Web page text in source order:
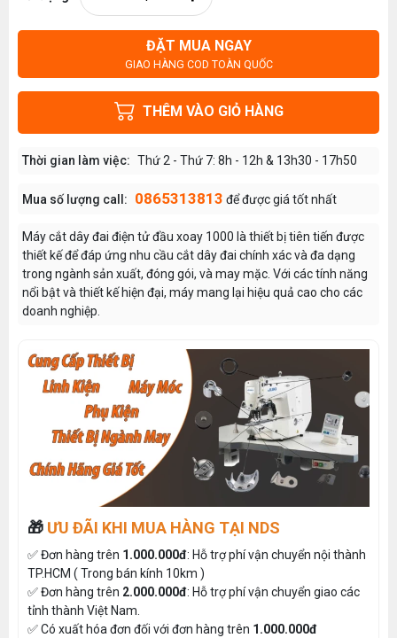
ĐẶT MUA NGAY
GIAO HÀNG COD TOÀN QUỐC
THÊM VÀO GIỎ HÀNG
Thời gian làm việc: Thứ 2 - Thứ 7: 8h - 12h & 13h30 - 17h50
Mua số lượng call: 0865313813 để được giá tốt nhất
Máy cắt dây đai điện tử đầu xoay 1000 là thiết bị tiên tiến được
thiết kế để đáp ứng nhu cầu cắt dây đai chính xác và đa dạng
trong ngành sản xuất, đóng gói, và may mặc. Với các tính năng
nổi bật và thiết kế hiện đại, máy mang lại hiệu quả cao cho các
doanh nghiệp.
🎁 ƯU ĐÃI KHI MUA HÀNG TẠI NDS
✅ Đơn hàng trên 1.000.000đ: Hỗ trợ phí vận chuyển nội thành
TP.HCM ( Trong bán kính 10km )
✅ Đơn hàng trên 2.000.000đ: Hỗ trợ phí vận chuyển giao các
tỉnh thành Việt Nam.
✅ Có xuất hóa đơn đối với đơn hàng trên 1.000.000đ